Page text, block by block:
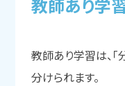
教師あり学
教師あり学習は、「
分けられます。